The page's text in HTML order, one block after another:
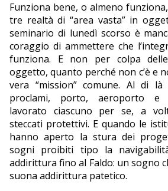
Funziona bene, o almeno
tre realtà di “area vasta” in
seminario di lunedì scorso è
coraggio di ammettere che
funziona. E non per colpa
oggetto, quanto perché non c’è e
vera “mission” comune. Al di
proclami, porto, aeroporto e
lavorato ciascuno per se, a
steccati protettivi. E quando le
hanno aperto la stura dei
sogni proibiti tipo la
addirittura fino al Faldo: un sogno
suona addirittura patetico.